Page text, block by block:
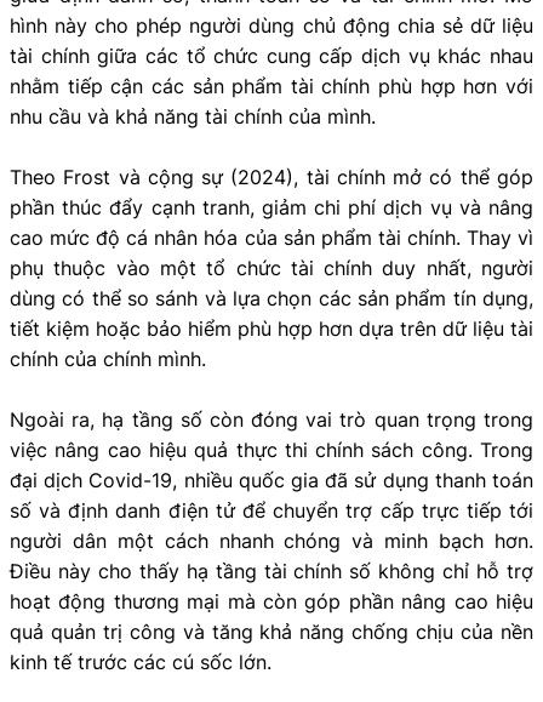
hình này cho phép người dùng chủ động chia sẻ dữ liệu
tài chính giữa các tổ chức cung cấp dịch vụ khác nhau
nhằm tiếp cận các sản phẩm tài chính phù hợp hơn với
nhu cầu và khả năng tài chính của mình.
Theo Frost và cộng sự (2024), tài chính mở có thể góp
phần thúc đẩy cạnh tranh, giảm chi phí dịch vụ và nâng
cao mức độ cá nhân hóa của sản phẩm tài chính. Thay vì
phụ thuộc vào một tổ chức tài chính duy nhất, người
dùng có thể so sánh và lựa chọn các sản phẩm tín dụng,
tiết kiệm hoặc bảo hiểm phù hợp hơn dựa trên dữ liệu tài
chính của chính mình.
Ngoài ra, hạ tầng số còn đóng vai trò quan trọng trong
việc nâng cao hiệu quả thực thi chính sách công. Trong
đại dịch Covid-19, nhiều quốc gia đã sử dụng thanh toán
số và định danh điện tử để chuyển trợ cấp trực tiếp tới
người dân một cách nhanh chóng và minh bạch hơn.
Điều này cho thấy hạ tầng tài chính số không chỉ hỗ trợ
hoạt động thương mại mà còn góp phần nâng cao hiệu
quả quản trị công và tăng khả năng chống chịu của nền
kinh tế trước các cú sốc lớn.